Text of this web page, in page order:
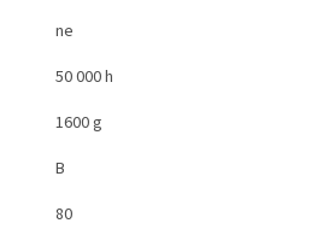
ne
50 000 h
1600 g
B
80